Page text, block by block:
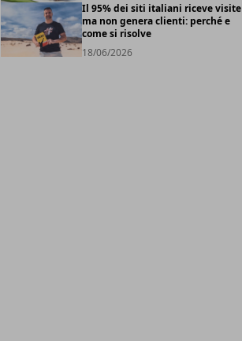
Il 95% dei siti italiani riceve visite
ma non genera clienti: perché e
come si risolve
18/06/2026